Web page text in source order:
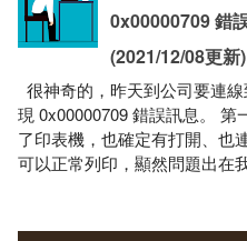
0x00000709 錯
(2021/12/08更新)
很神奇的，昨天到公司要連
現 0x00000709 錯誤訊息。
了印表機，也確定有打開、也
可以正常列印，顯然問題出在